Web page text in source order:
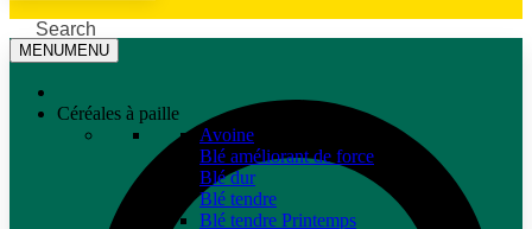
Search
MENUMENU
Céréales à paille
Avoine
Blé améliorant de force
Blé dur
Blé tendre
Blé tendre Printemps